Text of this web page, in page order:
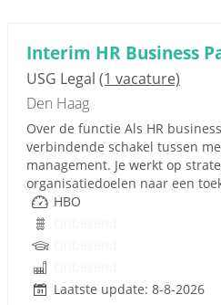
Interim HR Business
USG Legal (1 vacature)
Den Haag
Over de functie Als HR
verbindende schakel tussen
management. Je werkt op
organisatiedoelen naar een
HBO
Laatste update: 8-8-2026